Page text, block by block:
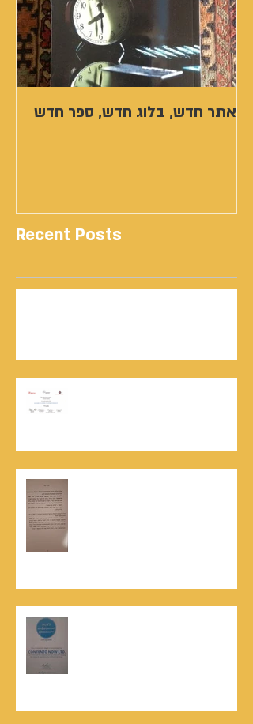
אתר חדש, בלוג חדש, ספר חדש
Recent Posts
במשך שנים: "תודה לכל אנשי ההוצאה